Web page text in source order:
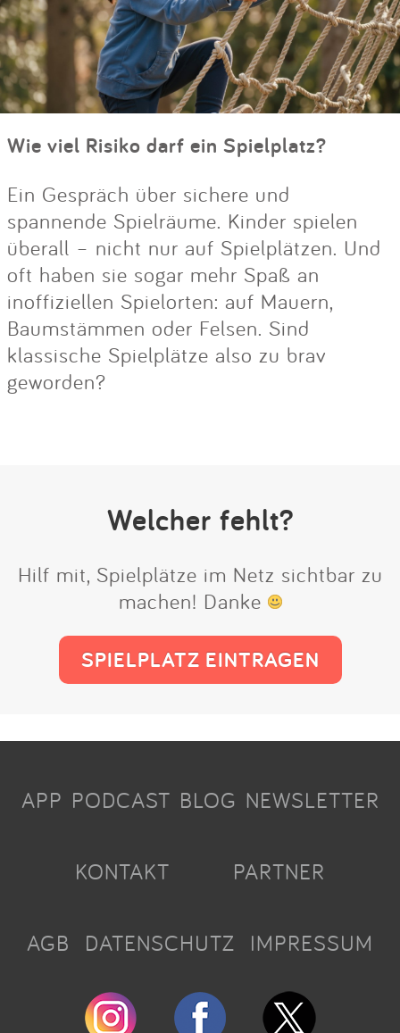
Wie viel Risiko darf ein Spielplatz?
Ein Gespräch über sichere und
spannende Spielräume. Kinder spielen
überall – nicht nur auf Spielplätzen. Und
oft haben sie sogar mehr Spaß an
inoffiziellen Spielorten: auf Mauern,
Baumstämmen oder Felsen. Sind
klassische Spielplätze also zu brav
geworden?
Welcher fehlt?
Hilf mit, Spielplätze im Netz sichtbar zu
machen! Danke
SPIELPLATZ EINTRAGEN
APP PODCAST BLOG NEWSLETTER
KONTAKT PARTNER
AGB DATENSCHUTZ IMPRESSUM